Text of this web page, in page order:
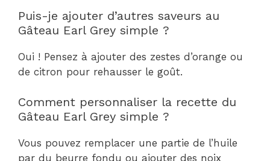
Puis-je ajouter d’autres saveurs au
Gâteau Earl Grey simple ?
Oui ! Pensez à ajouter des zestes d’orange ou
de citron pour rehausser le goût.
Comment personnaliser la recette du
Gâteau Earl Grey simple ?
Vous pouvez remplacer une partie de l’huile
par du beurre fondu ou ajouter des noix